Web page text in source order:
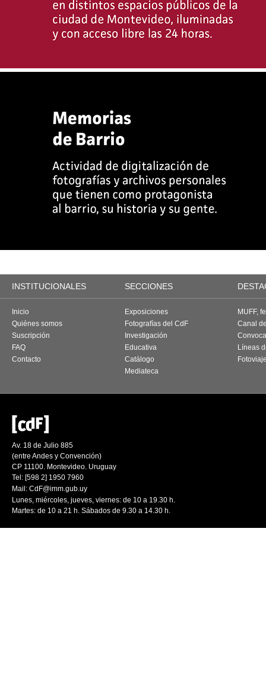
INSTITUCIONALES SECCIONES
Inicio
Quiénes somos
Suscripción
FAQ
Contacto
Exposiciones
Fotografías del CdF
Investigación
Educativa
Catálogo
Mediateca
MUFF,
Canal
Líneas
Av. 18 de Julio 885
(entre Andes y Convención)
CP 11100. Montevideo. Uruguay
Tel: [598 2] 1950 7960
Mail: CdF@imm.gub.uy
Lunes, miércoles, jueves, viernes: de 10 a 19.30 h.
Martes: de 10 a 21 h. Sábados de 9.30 a 14.30 h.